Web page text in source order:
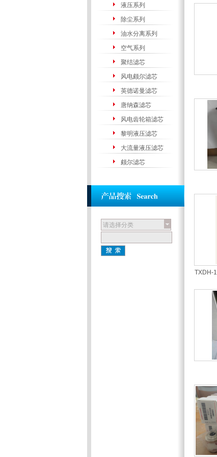
TXDH-
请选择分类
液压系列
除尘系列
油水分离系列
空气系列
聚结滤芯
风电颇尔滤芯
英德诺曼滤芯
唐纳森滤芯
风电齿轮箱滤芯
黎明液压滤芯
大流量液压滤芯
颇尔滤芯